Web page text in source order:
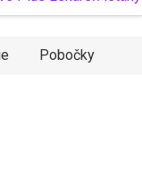
Pobočky